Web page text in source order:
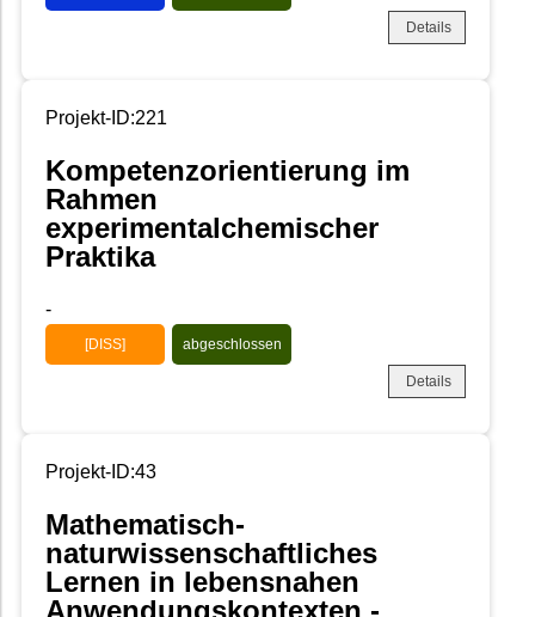
Details
Projekt-ID:221
Kompetenzorientierung im
Rahmen
experimentalchemischer
Praktika
-
[DISS] abgeschlossen
Details
Projekt-ID:43
Mathematisch-
naturwissenschaftliches
Lernen in lebensnahen
Anwendungskontexten -